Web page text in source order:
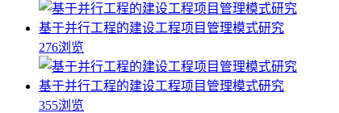
基于并行工程的建设工程项目管理模式研究
276浏览
基于并行工程的建设工程项目管理模式研究
355浏览